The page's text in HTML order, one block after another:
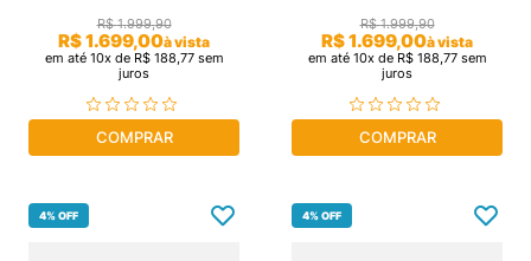
R$ 1.999,90
R$1.699,00à vista
em até 10x de R$ 188,77sem
juros
COMPRAR
R$ 1.999,90
R$1.699,00à vista
em até 10x de R$ 188,77sem
juros
COMPRAR
4%OFF 4%OFF